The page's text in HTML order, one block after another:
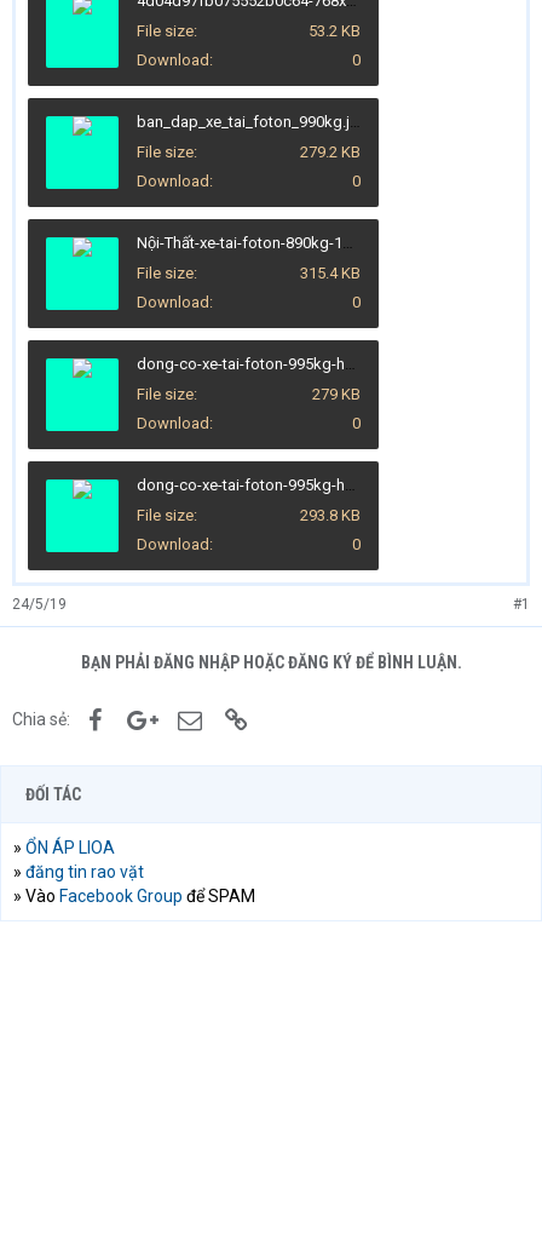
File size
53.2 KB
Download
0
ban_dap_xe_tai_foton_990kg.jpg
File size
279.2 KB
Download
0
Nội-Thất-xe-tai-foton-890kg-10-1.jpg
File size
315.4 KB
Download
0
dong-co-xe-tai-foton-995kg-h3-Đệ-Nhất-Ô-Tô-Tuyên-Quang.jpg
File size
279 KB
Download
0
dong-co-xe-tai-foton-995kg-h4-Đệ-Nhất-Ô-Tô-Tuyên-Quang.jpg
File size
293.8 KB
Download
0
24/5/19 #1
BẠN PHẢI ĐĂNG NHẬP HOẶC ĐĂNG KÝ ĐỂ BÌNH LUẬN.
Chia sẻ: FacebookGoogle+Email
ĐỐI TÁC
» ỔN ÁP LIOA
» đăng tin rao vặt
» Vào Facebook Group để SPAM